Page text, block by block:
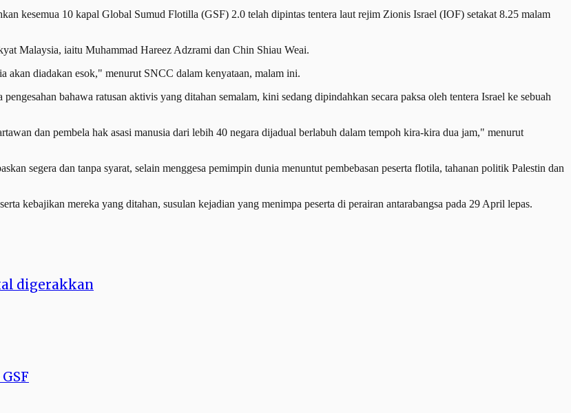
kesemua 10 kapal Global Sumud Flotilla (GSF) 2.0 telah dipintas tentera laut rejim Zionis Israel (IOF) setakat 8.25 malam
Malaysia, iaitu Muhammad Hareez Adzrami dan Chin Shiau Weai.
akan diadakan esok," menurut SNCC dalam kenyataan, malam ini.
bahawa ratusan aktivis yang ditahan semalam, kini sedang dipindahkan secara paksa oleh tentera Israel ke sebuah
dan pembela hak asasi manusia dari lebih 40 negara dijadual berlabuh dalam tempoh kira-kira dua jam," menurut
segera dan tanpa syarat, selain menggesa pemimpin dunia menuntut pembebasan peserta flotila, tahanan politik Palestin dan
kebajikan mereka yang ditahan, susulan kejadian yang menimpa peserta di perairan antarabangsa pada 29 April lepas.
digerakkan